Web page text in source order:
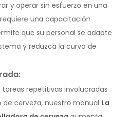
y operar sin esfuerzo en una
una capacitación
que su personal se adapte
y reduzca la curva de
repetitivas involucradas
cerveza, nuestro manual La